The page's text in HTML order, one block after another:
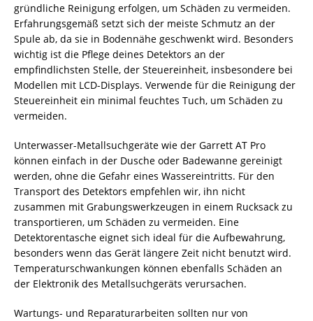
gründliche Reinigung erfolgen, um Schäden zu vermeiden.
Erfahrungsgemäß setzt sich der meiste Schmutz an der
Spule ab, da sie in Bodennähe geschwenkt wird. Besonders
wichtig ist die Pflege deines Detektors an der
empfindlichsten Stelle, der Steuereinheit, insbesondere bei
Modellen mit LCD-Displays. Verwende für die Reinigung der
Steuereinheit ein minimal feuchtes Tuch, um Schäden zu
vermeiden.
Unterwasser-Metallsuchgeräte wie der Garrett AT Pro
können einfach in der Dusche oder Badewanne gereinigt
werden, ohne die Gefahr eines Wassereintritts. Für den
Transport des Detektors empfehlen wir, ihn nicht
zusammen mit Grabungswerkzeugen in einem Rucksack zu
transportieren, um Schäden zu vermeiden. Eine
Detektorentasche eignet sich ideal für die Aufbewahrung,
besonders wenn das Gerät längere Zeit nicht benutzt wird.
Temperaturschwankungen können ebenfalls Schäden an
der Elektronik des Metallsuchgeräts verursachen.
Wartungs- und Reparaturarbeiten sollten nur von